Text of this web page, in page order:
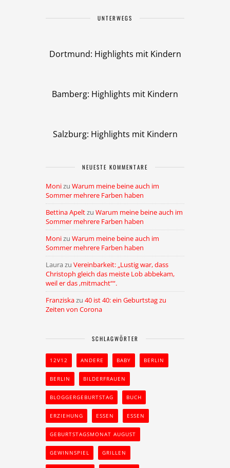
UNTERWEGS
Dortmund: Highlights mit Kindern
Bamberg: Highlights mit Kindern
Salzburg: Highlights mit Kindern
NEUESTE KOMMENTARE
Monizu Warum meine beine auch im
Sommer mehrere Farben haben
Bettina Apeltzu Warum meine beine auch im
Sommer mehrere Farben haben
Monizu Warum meine beine auch im
Sommer mehrere Farben haben
Laura zu Vereinbarkeit: „Lustig war, dass
Christoph gleich das meiste Lob abbekam,
weil er das ,mitmacht““.
Franziskazu 40 ist 40: ein Geburtstag zu
Zeiten von Corona
SCHLAGWÖRTER
12V12 ANDERE BABY BERLIN
BERLIN BILDERFRAUEN
BLOGGERGEBURTSTAG BUCH
ERZIEHUNG ESSEN ESSEN
GEBURTSTAGSMONAT AUGUST
GEWINNSPIEL GRILLEN